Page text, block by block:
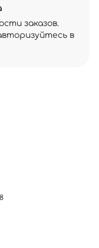
заказов.
в